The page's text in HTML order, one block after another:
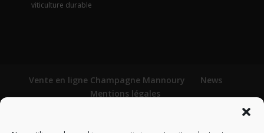
viticulture durable
Vente en ligne Champagne Mannoury
News
Mentions légales